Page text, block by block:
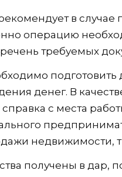
в случае
операцию
требуемых
подготовить
денег. В
справка с места
недвижимости,
получены в дар,